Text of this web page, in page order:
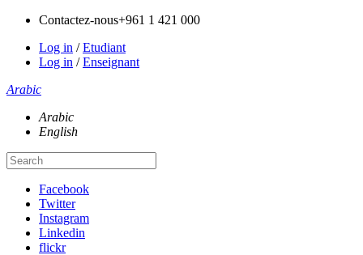
Contactez-nous+961 1 421 000
Log in /Etudiant
Log in /Enseignant
Arabic
Arabic
English
Facebook
Twitter
Instagram
Linkedin
flickr